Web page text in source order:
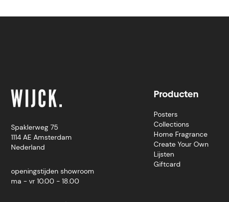
Spaklerweg 75
1114 AE Amsterdam
Nederland
openingstijden showroom
ma - vr 10.00 - 18.00
Producten
Posters
Collections
Home Fragrance
Create Your Own
Lijsten
Giftcard